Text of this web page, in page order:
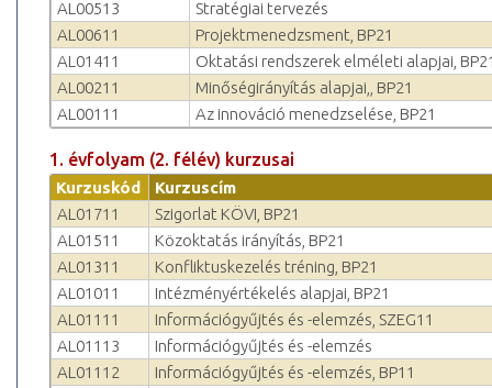
AL00513
Stratégiai tervezés
AL00611
Projektmenedzsment, BP21
AL01411
Oktatási rendszerek elméleti alapjai,
AL00211
Minőségirányítás alapjai,, BP21
AL00111
Az innováció menedzselése, BP21
1. évfolyam (2. félév) kurzusai
Kurzuskód
Kurzuscím
AL01711
Szigorlat KÖVI, BP21
AL01511
Közoktatás irányítás, BP21
AL01311
Konfliktuskezelés tréning, BP21
AL01011
Intézményértékelés alapjai, BP21
AL01111
Információgyűjtés és -elemzés, SZEG11
AL01113
Információgyűjtés és -elemzés
AL01112
Információgyűjtés és -elemzés, BP11